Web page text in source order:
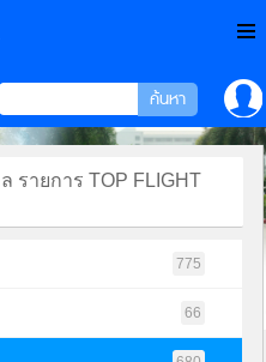
รายการ TOP FLIGHT
775
66